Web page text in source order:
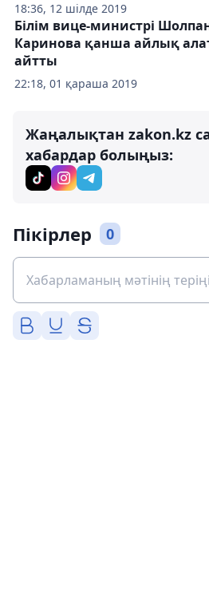
18:36, 12 шілде 2019
22:18, 01 қараша 2019
Білім вице-министрі
Каринова қанша айлық
айтты
Жаңалықтан zakon.kz
хабардар болыңыз:
Пікірлер 0